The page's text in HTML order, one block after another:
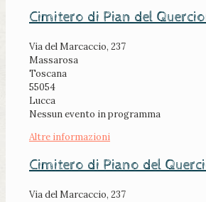
Cimitero di Pian del
Via del Marcaccio, 237
Massarosa
Toscana
55054
Lucca
Nessun evento in programma
Altre informazioni
Cimitero di Piano del
Via del Marcaccio, 237